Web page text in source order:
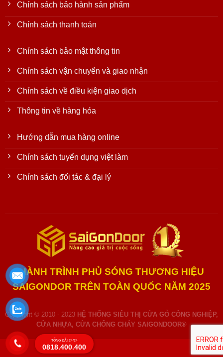
Chính sách bảo hành sản phẩm
Chính sách thanh toán
Chính sách bảo mật thông tin
Chính sách vận chuyển và giao nhận
Chính sách về điều kiện giao dịch
Thông tin về hàng hóa
Hướng dẫn mua hàng online
Chính sách tuyển dụng việt làm
Chính sách đối tác & đại lý
HÀNH TRÌNH PHỦ SÓNG THƯƠNG HIỆU
SAIGONDOR TRÊN TOÀN QUỐC NĂM 2025
Copyright © 2010 - 2023 HỆ THỐNG SIÊU THỊ CỬA GỖ CÔNG NGHIỆP,
CỬA NHỰA, CỬA CHỐNG CHÁY SAIGONDOOR®
TỔNG ĐÀI 24/24
0818.400.400